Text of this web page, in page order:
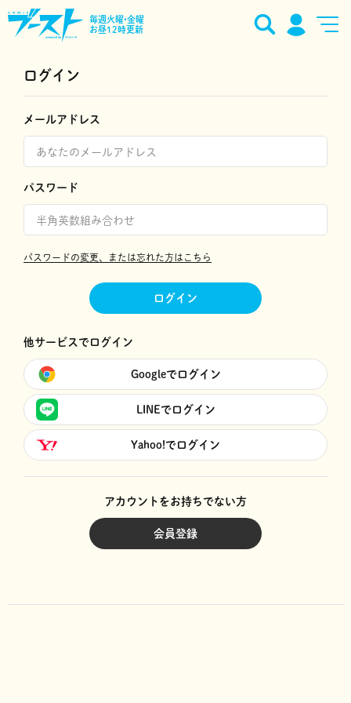
毎週火曜•金曜
お昼12時更新
ログイン
メールアドレス
パスワード
パスワードの変更、または忘れた方はこちら
ログイン
他サービスでログイン
Googleでログイン
LINEでログイン
Yahoo!でログイン
アカウントをお持ちでない方
会員登録